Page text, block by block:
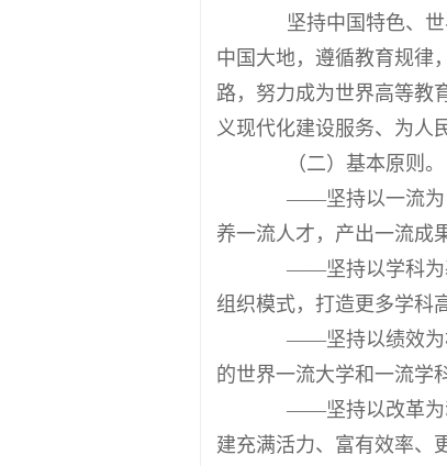
坚持中国特色、世
中国大地，遵循教育规律
路，努力成为世界高等教
义现代化建设服务、为人
（二）基本原则。
——坚持以一流为目
养一流人才，产出一流成
——坚持以学科为基
组织模式，打造更多学科
——坚持以绩效为杠
的世界一流大学和一流学
——坚持以改革为动
建充满活力、富有效率、